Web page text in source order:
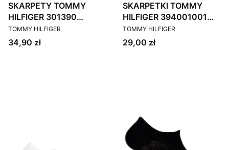
SKARPETY TOMMY
HILFIGER 301390
JEANSOWE 2 PACK
PRODUCENT
TOMMY HILFIGER
Cena
34,90 zł
SKARPETKI TOMMY
HILFIGER 394001001
MULTICOLOR 2 PACK
PRODUCENT
TOMMY HILFIGER
Cena
29,00 zł